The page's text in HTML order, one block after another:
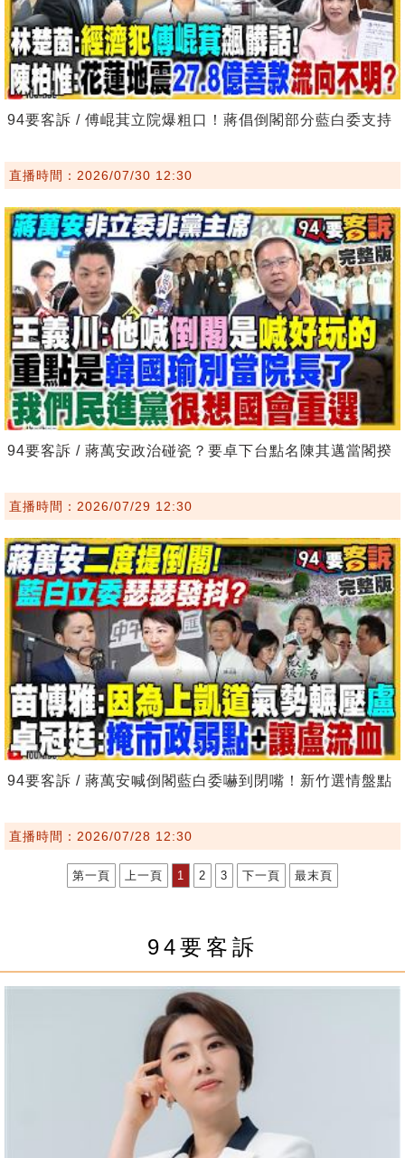
94要客訴 / 傅崐萁立院爆粗口！蔣倡倒閣部分藍白委支持
直播時間：2026/07/30 12:30
94要客訴 / 蔣萬安政治碰瓷？要卓下台點名陳其邁當閣揆
直播時間：2026/07/29 12:30
94要客訴 / 蔣萬安喊倒閣藍白委嚇到閉嘴！新竹選情盤點
直播時間：2026/07/28 12:30
第一頁 上一頁 1 2 3 下一頁 最末頁
94要客訴